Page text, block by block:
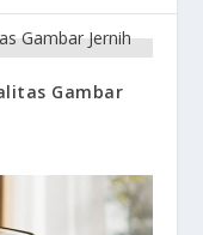
Gambar